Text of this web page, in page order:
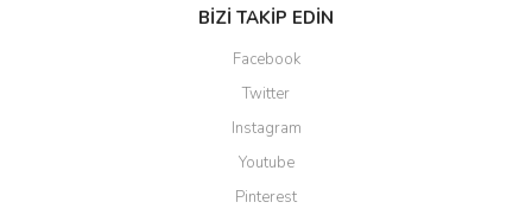
BİZİ TAKİP EDİN
Facebook
Twitter
Instagram
Youtube
Pinterest